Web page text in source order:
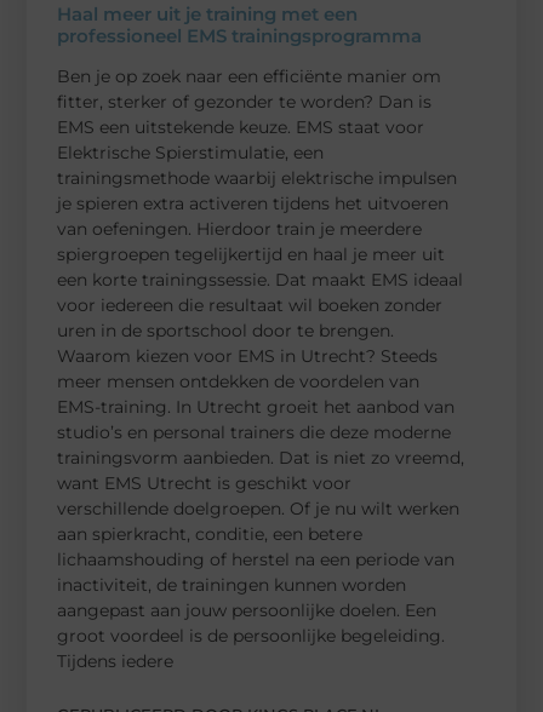
Haal meer uit je training met een
professioneel EMS trainingsprogramma
Ben je op zoek naar een efficiënte manier om
fitter, sterker of gezonder te worden? Dan is
EMS een uitstekende keuze. EMS staat voor
Elektrische Spierstimulatie, een
trainingsmethode waarbij elektrische impulsen
je spieren extra activeren tijdens het uitvoeren
van oefeningen. Hierdoor train je meerdere
spiergroepen tegelijkertijd en haal je meer uit
een korte trainingssessie. Dat maakt EMS ideaal
voor iedereen die resultaat wil boeken zonder
uren in de sportschool door te brengen.
Waarom kiezen voor EMS in Utrecht? Steeds
meer mensen ontdekken de voordelen van
EMS-training. In Utrecht groeit het aanbod van
studio’s en personal trainers die deze moderne
trainingsvorm aanbieden. Dat is niet zo vreemd,
want EMS Utrecht is geschikt voor
verschillende doelgroepen. Of je nu wilt werken
aan spierkracht, conditie, een betere
lichaamshouding of herstel na een periode van
inactiviteit, de trainingen kunnen worden
aangepast aan jouw persoonlijke doelen. Een
groot voordeel is de persoonlijke begeleiding.
Tijdens iedere